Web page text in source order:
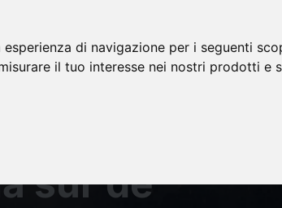
di navigazione per i seguenti
il tuo interesse nei nostri prodotti e
contra
la
sur de